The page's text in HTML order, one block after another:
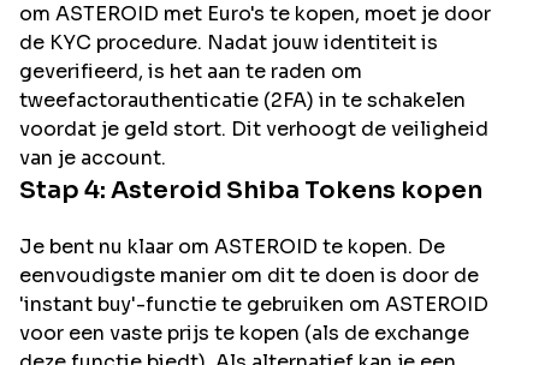
om ASTEROID met Euro's te kopen, moet je door
de KYC procedure. Nadat jouw identiteit is
geverifieerd, is het aan te raden om
tweefactorauthenticatie (2FA) in te schakelen
voordat je geld stort. Dit verhoogt de veiligheid
van je account.
Stap 4: Asteroid Shiba Tokens kopen
Je bent nu klaar om ASTEROID te kopen. De
eenvoudigste manier om dit te doen is door de
'instant buy'-functie te gebruiken om ASTEROID
voor een vaste prijs te kopen (als de exchange